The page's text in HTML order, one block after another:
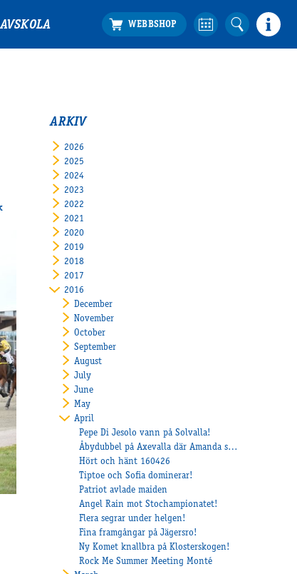
ARKIV
2026
2025
2024
2023
2022
2021
2020
2019
2018
2017
2016
December
November
October
September
August
July
June
May
April
Pepe Di Jesolo vann på Solvalla!
Åbydubbel på Axevalla där Amanda skrällde!
Hört och hänt 160426
Tiptoe och Sofia dominerar!
Patriot avlade maiden
Angel Rain mot Stochampionatet!
Flera segrar under helgen!
Fina framgångar på Jägersro!
Ny Komet knallbra på Klosterskogen!
Rock Me Summer Meeting Monté